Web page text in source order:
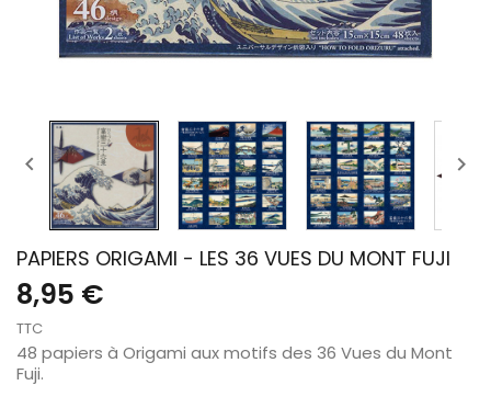
 
PAPIERS ORIGAMI - LES 36 VUES DU MONT FUJI
8,95 €
TTC
48 papiers à Origami aux motifs des 36 Vues du Mont
Fuji.